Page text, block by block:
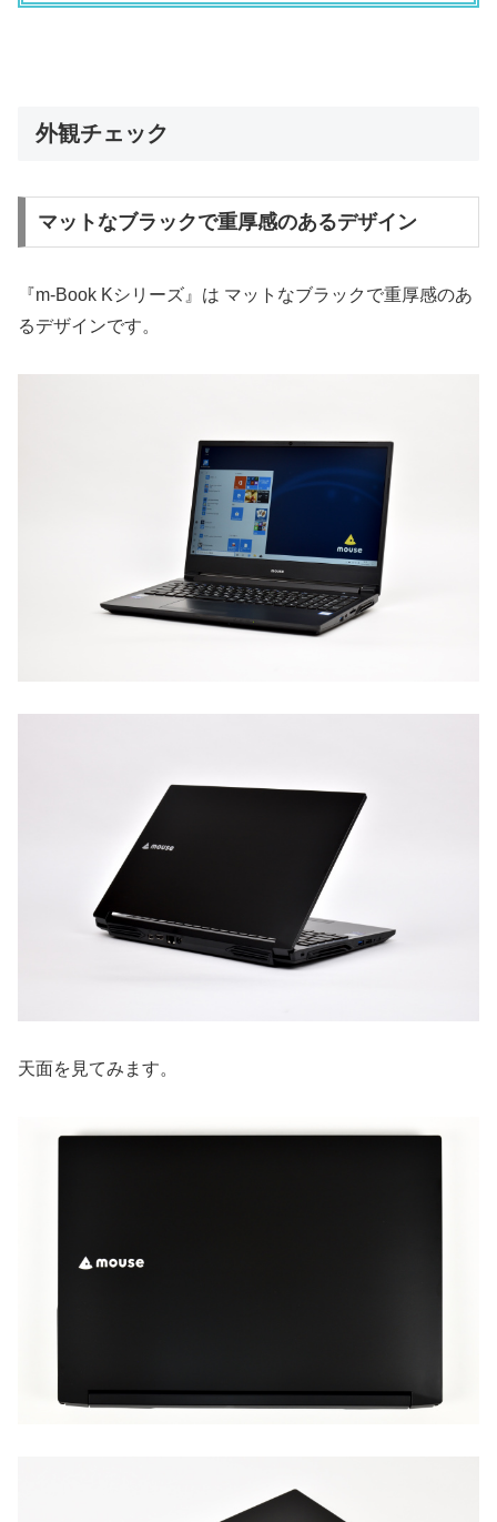
外観チェック
マットなブラックで重厚感のあるデザイン
『m-Book Kシリーズ』は マットなブラックで重厚感のあ
るデザインです。
天面を見てみます。